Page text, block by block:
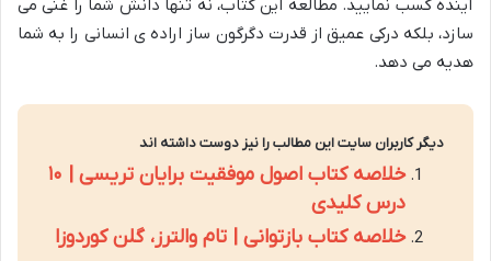
آینده کسب نمایید. مطالعه این کتاب، نه تنها دانش شما را غنی می
سازد، بلکه درکی عمیق از قدرت دگرگون ساز اراده ی انسانی را به شما
هدیه می دهد.
دیگر کاربران سایت این مطالب را نیز دوست داشته اند
خلاصه کتاب اصول موفقیت برایان تریسی | ۱۰
درس کلیدی
خلاصه کتاب بازتوانی | تام والترز، گلن کوردوزا